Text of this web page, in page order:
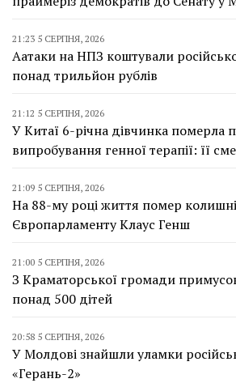
21:23 5 СЕРПНЯ, 2026
Аатаки на НПЗ коштували
понад трильйон рублів
21:12 5 СЕРПНЯ, 2026
У Китаї 6-річна дівчинка померла
випробування генної терапії: її
21:09 5 СЕРПНЯ, 2026
На 88-му році життя помер
Європарламенту Клаус Генш
21:00 5 СЕРПНЯ, 2026
З Краматорської громади
понад 500 дітей
20:58 5 СЕРПНЯ, 2026
У Молдові знайшли уламки
«Герань-2»